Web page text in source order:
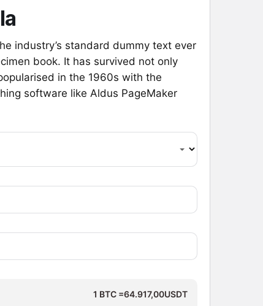
Gece Modu
Gece modunu seçin.
Sistem modunu seçin.
industry’s standard dummy text ever
book. It has survived not only
in the 1960s with the
software like Aldus PageMaker
1 BTC =64.917,00USDT